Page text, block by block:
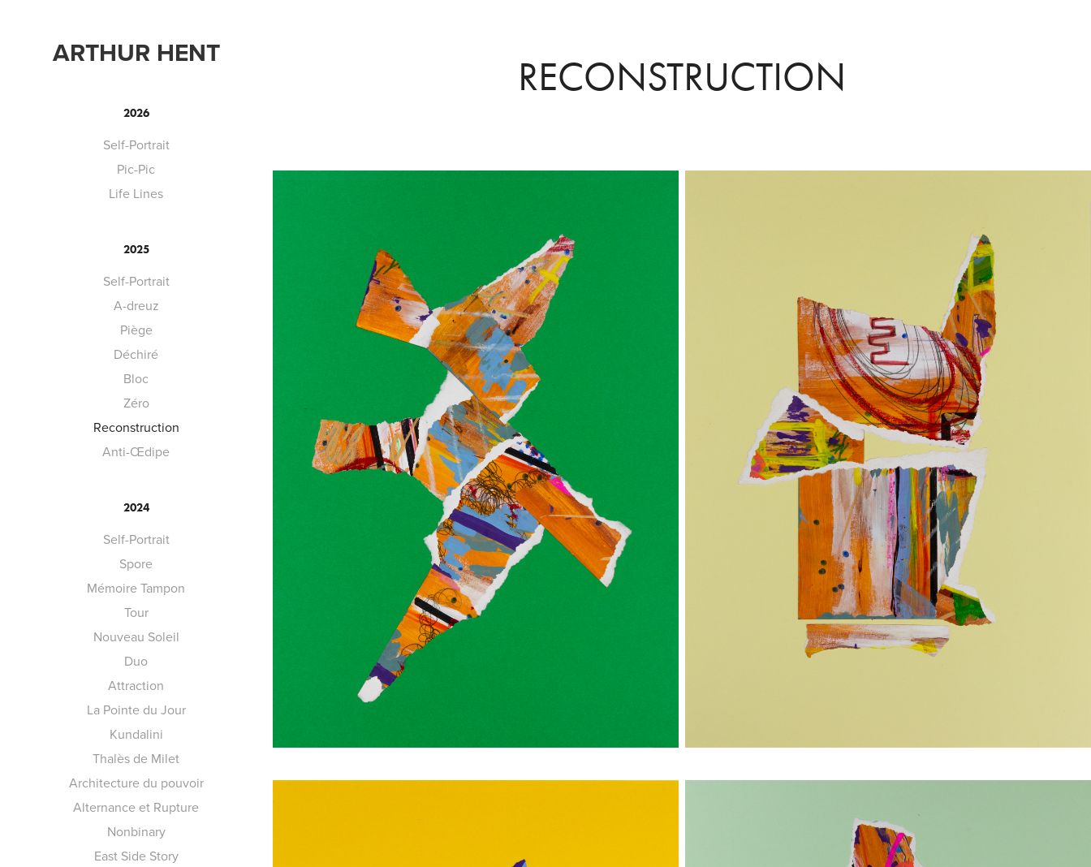
ARTHUR HENT
2026
Self-Portrait
Pic-Pic
Life Lines
2025
Self-Portrait
A-dreuz
Piège
Déchiré
Bloc
Zéro
Reconstruction
Anti-Œdipe
2024
Self-Portrait
Spore
Mémoire Tampon
Tour
Nouveau Soleil
Duo
Attraction
La Pointe du Jour
Kundalini
Thalès de Milet
Architecture du pouvoir
Alternance et Rupture
Nonbinary
East Side Story
RECONSTRUCTION